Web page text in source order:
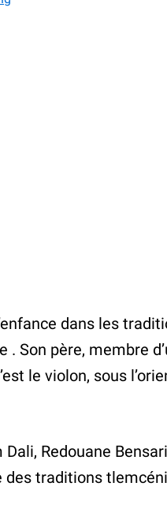
dans les
Son père, membre
le violon, sous
Redouane
traditions